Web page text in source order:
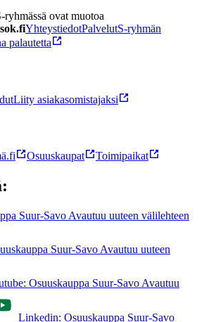
ryhmässä ovat muotoa
YhteystiedotPalvelutS-ryhmän
palautetta
Liity asiakasomistajaksi
Osuuskaupat Toimipaikat
Suur-Savo Avautuu uuteen välilehteen
Suur-Savo Avautuu uuteen
Osuuskauppa Suur-Savo Avautuu
Linkedin: Osuuskauppa Suur-Savo